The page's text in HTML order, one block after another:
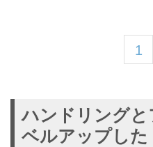
1
ハンドリング
ベルアップした